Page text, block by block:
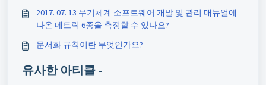
2017. 07. 13 무기체계 소프트웨어 개발 및 관리 매뉴얼에
나온 메트릭 6종을 측정할 수 있나요?
문서화 규칙이란 무엇인가요?
유사한 아티클 -